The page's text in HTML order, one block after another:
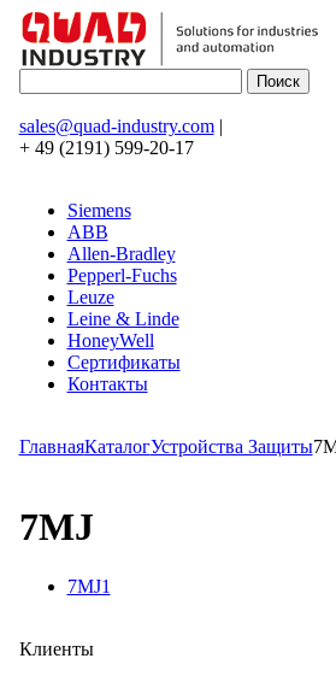
sales@quad-industry.com|
+ 49 (2191) 599-20-17
Siemens
ABB
Allen-Bradley
Pepperl-Fuchs
Leuze
Leine & Linde
HoneyWell
Сертификаты
Контакты
ГлавнаяКаталогУстройства Защиты
7MJ
7MJ1
Клиенты